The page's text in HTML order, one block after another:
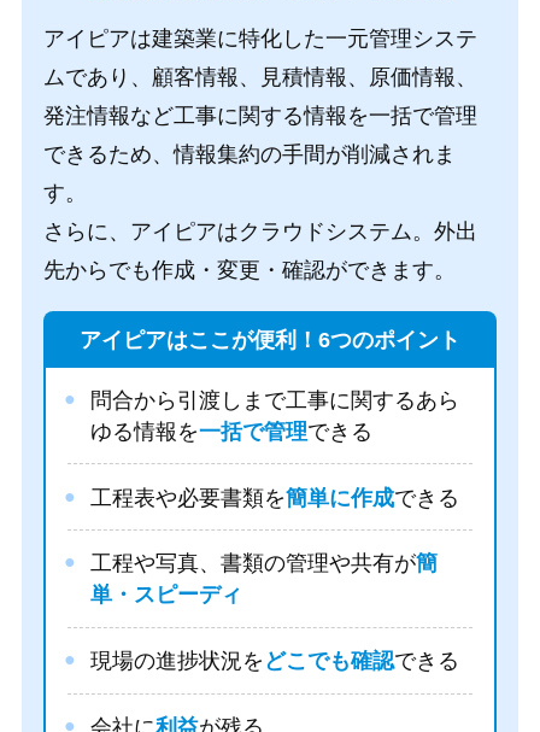
アイピアは建築業に特化した一元管理システ
ムであり、顧客情報、見積情報、原価情報、
発注情報など工事に関する情報を一括で管理
できるため、情報集約の手間が削減されま
す。
さらに、アイピアはクラウドシステム。外出
先からでも作成・変更・確認ができます。
アイピアはここが便利！6つのポイント
問合から引渡しまで工事に関するあら
ゆる情報を一括で管理できる
工程表や必要書類を簡単に作成できる
工程や写真、書類の管理や共有が簡
単・スピーディ
現場の進捗状況を どこでも確認できる
会社に利益が残る